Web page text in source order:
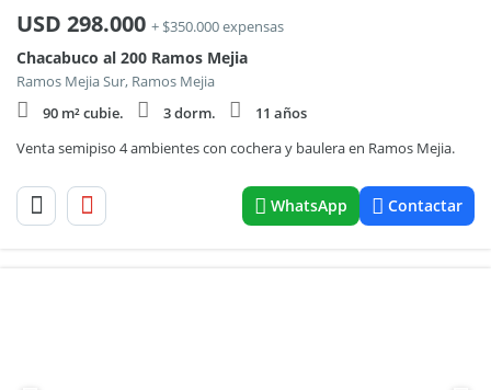
USD 298.000 + $350.000 expensas
Chacabuco al 200 Ramos Mejia
Ramos Mejia Sur, Ramos Mejia
90 m² cubie.
3 dorm.
11 años
Venta semipiso 4 ambientes con cochera y baulera en Ramos Mejia.
WhatsApp Contactar